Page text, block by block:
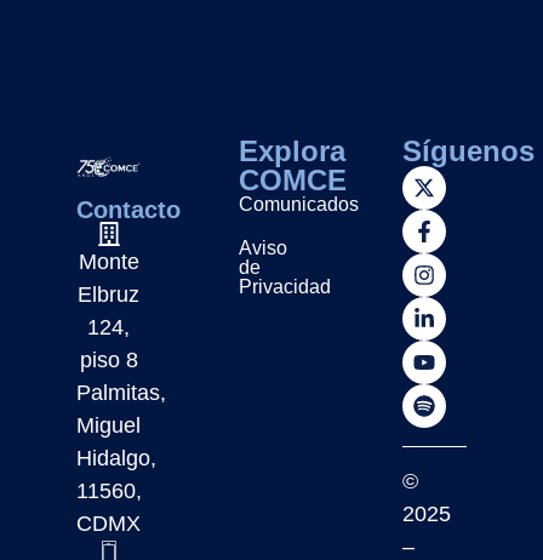
Contacto
Monte
Elbruz
124,
piso 8
Palmitas,
Miguel
Hidalgo,
11560,
CDMX
Explora
COMCE
Comunicados
Aviso
de
Privacidad
Síguenos
©
2025
–